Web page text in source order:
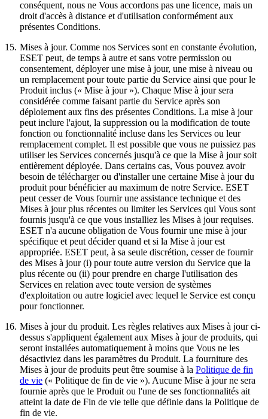
conséquent, nous ne Vous accordons pas une licence, mais un
droit d'accès à distance et d'utilisation conformément aux
présentes Conditions.
15. Mises à jour. Comme nos Services sont en constante évolution,
ESET peut, de temps à autre et sans votre permission ou
consentement, déployer une mise à jour, une mise à niveau ou
un remplacement pour toute partie du Service ainsi que pour le
Produit inclus (« Mise à jour »). Chaque Mise à jour sera
considérée comme faisant partie du Service après son
déploiement aux fins des présentes Conditions. La mise à jour
peut inclure l'ajout, la suppression ou la modification de toute
fonction ou fonctionnalité incluse dans les Services ou leur
remplacement complet. Il est possible que vous ne puissiez pas
utiliser les Services concernés jusqu'à ce que la Mise à jour soit
entièrement déployée. Dans certains cas, Vous pouvez avoir
besoin de télécharger ou d'installer une certaine Mise à jour du
produit pour bénéficier au maximum de notre Service. ESET
peut cesser de Vous fournir une assistance technique et des
Mises à jour plus récentes ou limiter les Services qui Vous sont
fournis jusqu'à ce que vous installiez les Mises à jour requises.
ESET n'a aucune obligation de Vous fournir une mise à jour
spécifique et peut décider quand et si la Mise à jour est
appropriée. ESET peut, à sa seule discrétion, cesser de fournir
des Mises à jour (i) pour toute autre version du Service que la
plus récente ou (ii) pour prendre en charge l'utilisation des
Services en relation avec toute version de systèmes
d'exploitation ou autre logiciel avec lequel le Service est conçu
pour fonctionner.
16. Mises à jour du produit. Les règles relatives aux Mises à jour ci-
dessus s'appliquent également aux Mises à jour de produits, qui
seront installées automatiquement à moins que Vous ne les
désactiviez dans les paramètres du Produit. La fourniture des
Mises à jour de produits peut être soumise à la Politique de fin
de vie (« Politique de fin de vie »). Aucune Mise à jour ne sera
fournie après que le Produit ou l'une de ses fonctionnalités ait
atteint la date de Fin de vie telle que définie dans la Politique de
fin de vie.